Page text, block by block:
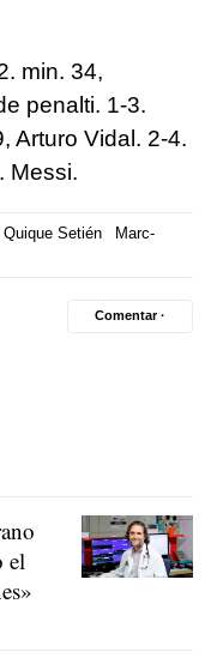
min. 34,
penalti. 1-3.
Arturo Vidal. 2-4.
Messi.
Quique Setién
Marc-
Comentar ·
el